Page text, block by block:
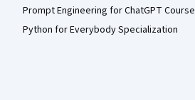
Prompt Engineering for ChatGPT Course
Python for Everybody Specialization